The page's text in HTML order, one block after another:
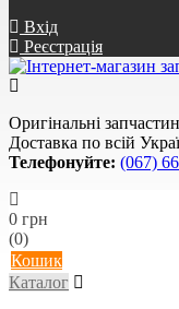
Вхід
Реєстрація
Оригінальні
Доставка по всій
Телефонуйте: (067)
0 грн
(0)
Кошик
Каталог